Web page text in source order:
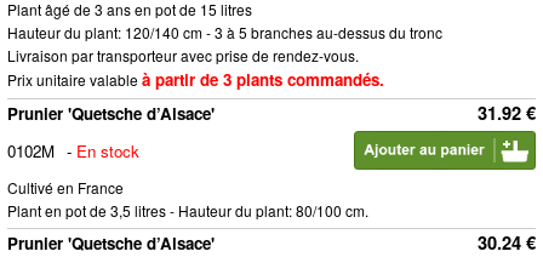
Plant âgé de 3 ans en pot de 15 litres
Hauteur du plant: 120/140 cm - 3 à 5 branches au-dessus du tronc
Livraison par transporteur avec prise de rendez-vous.
Prix unitaire valableà partir de 3 plants commandés.
31.92 €
Prunier 'Quetsche d’Alsace'
0102M - En stock
Cultivé en France
Plant en pot de 3,5 litres - Hauteur du plant: 80/100 cm.
30.24 €
Prunier 'Quetsche d’Alsace'